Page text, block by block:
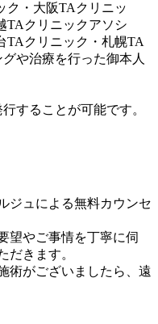
ク・大阪TAクリニッ
TAクリニックアソシ
TAクリニック・札幌TA
や治療を行った御本人
することが可能です。
ジュによる無料カウンセ
望やご事情を丁寧に伺
だきます。
術がございましたら、遠